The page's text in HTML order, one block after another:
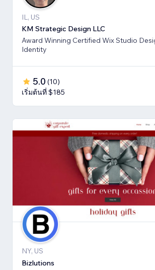
IL, US
KM Strategic Design LLC
Award Winning Certified Wix Studio
Identity
5.0 (10)
เริ่มต้นที่ $185
NY, US
Bizlutions